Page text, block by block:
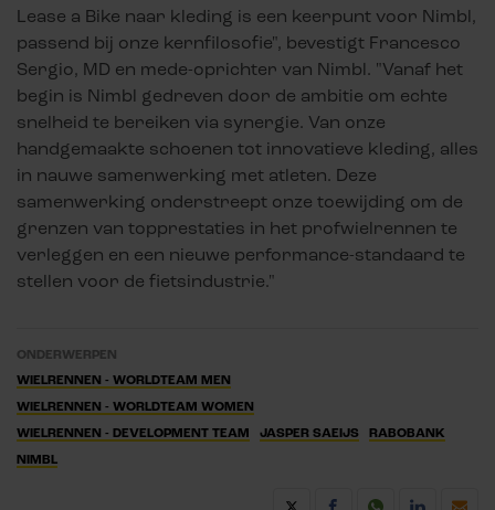
Lease a Bike naar kleding is een keerpunt voor Nimbl,
passend bij onze kernfilosofie", bevestigt Francesco
Sergio, MD en mede-oprichter van Nimbl. "Vanaf het
begin is Nimbl gedreven door de ambitie om echte
snelheid te bereiken via synergie. Van onze
handgemaakte schoenen tot innovatieve kleding, alles
in nauwe samenwerking met atleten. Deze
samenwerking onderstreept onze toewijding om de
grenzen van topprestaties in het profwielrennen te
verleggen en een nieuwe performance-standaard te
stellen voor de fietsindustrie."
ONDERWERPEN
WIELRENNEN - WORLDTEAM MEN
WIELRENNEN - WORLDTEAM WOMEN
WIELRENNEN - DEVELOPMENT TEAM
JASPER SAEIJS
RABOBANK
NIMBL